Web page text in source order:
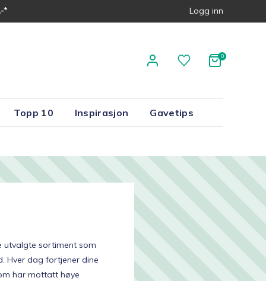
*
Logg inn
Topp 10 Inspirasjon Gavetips
utvalgte sortiment som
Hver dag fortjener dine
har mottatt høye